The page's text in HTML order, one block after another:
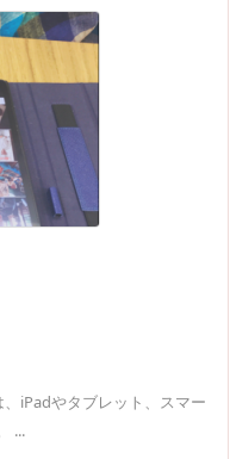
iPadやタブレット、スマー
...